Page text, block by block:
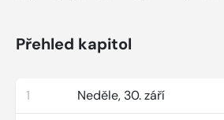
Přehled kapitol
1 Neděle, 30. září